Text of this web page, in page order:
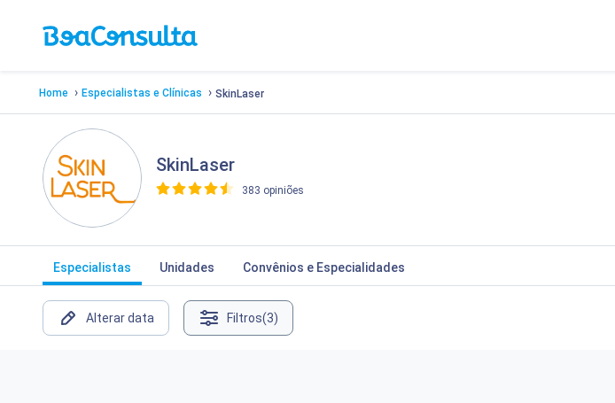
Home › Especialistas e Clínicas › SkinLaser
SkinLaser
383 opiniões
Especialistas Unidades Convênios e Especialidades
Alterar data Filtros(3)